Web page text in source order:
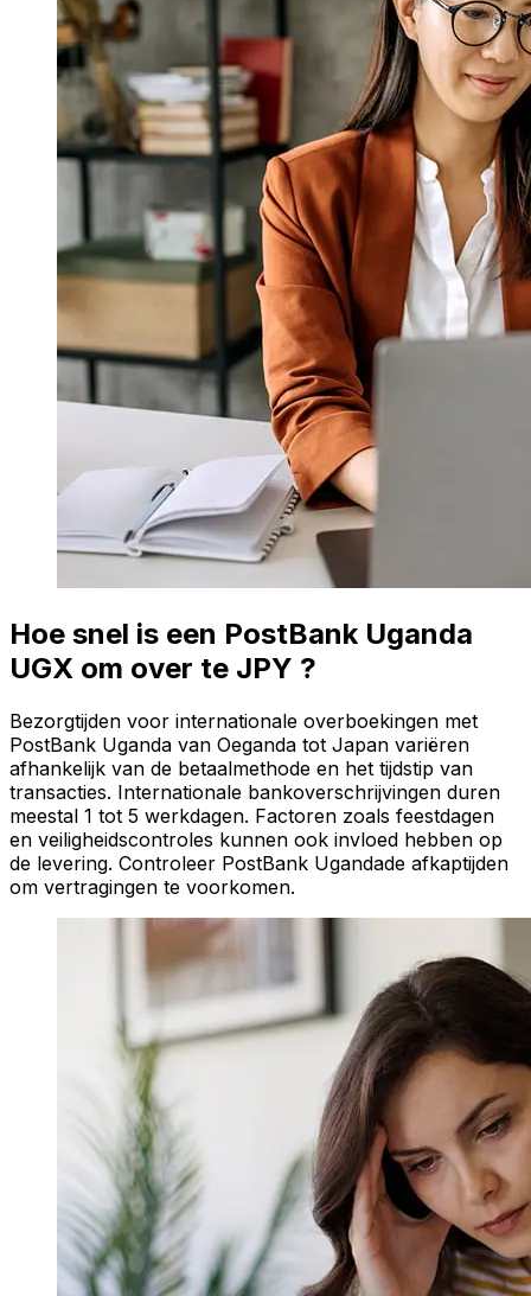
Hoe snel is een PostBank Uganda
UGX om over te JPY ?
Bezorgtijden voor internationale overboekingen met
PostBank Uganda van Oeganda tot Japan variëren
afhankelijk van de betaalmethode en het tijdstip van
transacties. Internationale bankoverschrijvingen duren
meestal 1 tot 5 werkdagen. Factoren zoals feestdagen
en veiligheidscontroles kunnen ook invloed hebben op
de levering. Controleer PostBank Ugandade afkaptijden
om vertragingen te voorkomen.